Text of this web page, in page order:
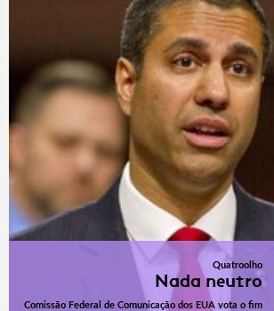
Quatroolho
Nada neutro
Comissão Federal de Comunicação dos EUA vota o fim